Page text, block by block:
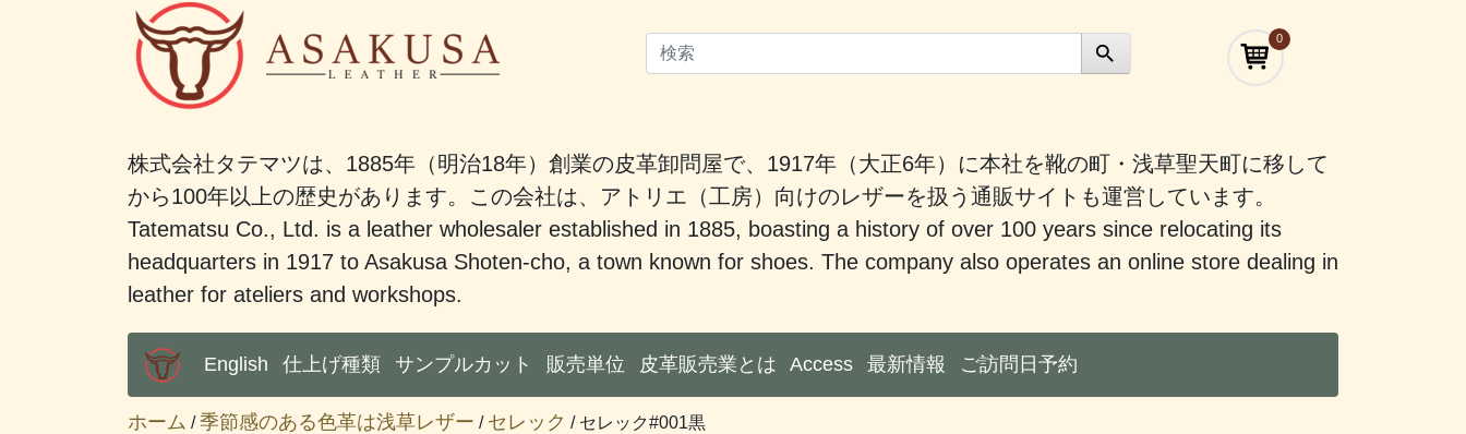
0
株式会社タテマツは、1885年（明治18年）創業の皮革卸問屋で、1917年（大正6年）に本社を靴の町・浅草聖天町に移して
から100年以上の歴史があります。この会社は、アトリエ（工房）向けのレザーを扱う通販サイトも運営しています。
Tatematsu Co., Ltd. is a leather wholesaler established in 1885, boasting a history of over 100 years since relocating its
headquarters in 1917 to Asakusa Shoten-cho, a town known for shoes. The company also operates an online store dealing in
leather for ateliers and workshops.
Main Menu
English 仕上げ種類 サンプルカット 販売単位 皮革販売業とは Access 最新情報 ご訪問日予約
ホーム /季節感のある色革は浅草レザー / セレック / セレック#001黒